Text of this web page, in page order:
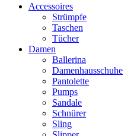
Accessoires
Strümpfe
Taschen
Tücher
Damen
Ballerina
Damenhausschuhe
Pantolette
Pumps
Sandale
Schnürer
Sling